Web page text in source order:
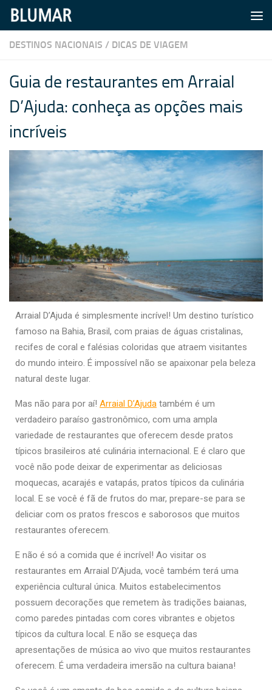
Skip to content
DESTINOS NACIONAIS / DICAS DE VIAGEM
Guia de restaurantes em Arraial
D’Ajuda: conheça as opções mais
incríveis
Arraial D’Ajuda é simplesmente incrível! Um destino turístico
famoso na Bahia, Brasil, com praias de águas cristalinas,
recifes de coral e falésias coloridas que atraem visitantes
do mundo inteiro. É impossível não se apaixonar pela beleza
natural deste lugar.
Mas não para por aí! Arraial D’Ajuda também é um
verdadeiro paraíso gastronômico, com uma ampla
variedade de restaurantes que oferecem desde pratos
típicos brasileiros até culinária internacional. E é claro que
você não pode deixar de experimentar as deliciosas
moquecas, acarajés e vatapás, pratos típicos da culinária
local. E se você é fã de frutos do mar, prepare-se para se
deliciar com os pratos frescos e saborosos que muitos
restaurantes oferecem.
E não é só a comida que é incrível! Ao visitar os
restaurantes em Arraial D’Ajuda, você também terá uma
experiência cultural única. Muitos estabelecimentos
possuem decorações que remetem às tradições baianas,
como paredes pintadas com cores vibrantes e objetos
típicos da cultura local. E não se esqueça das
apresentações de música ao vivo que muitos restaurantes
oferecem. É uma verdadeira imersão na cultura baiana!